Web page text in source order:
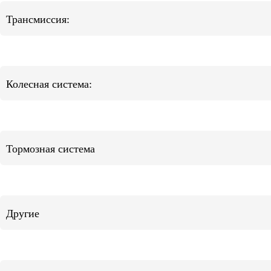
Трансмиссия:
Колесная система:
Тормозная система
Другие